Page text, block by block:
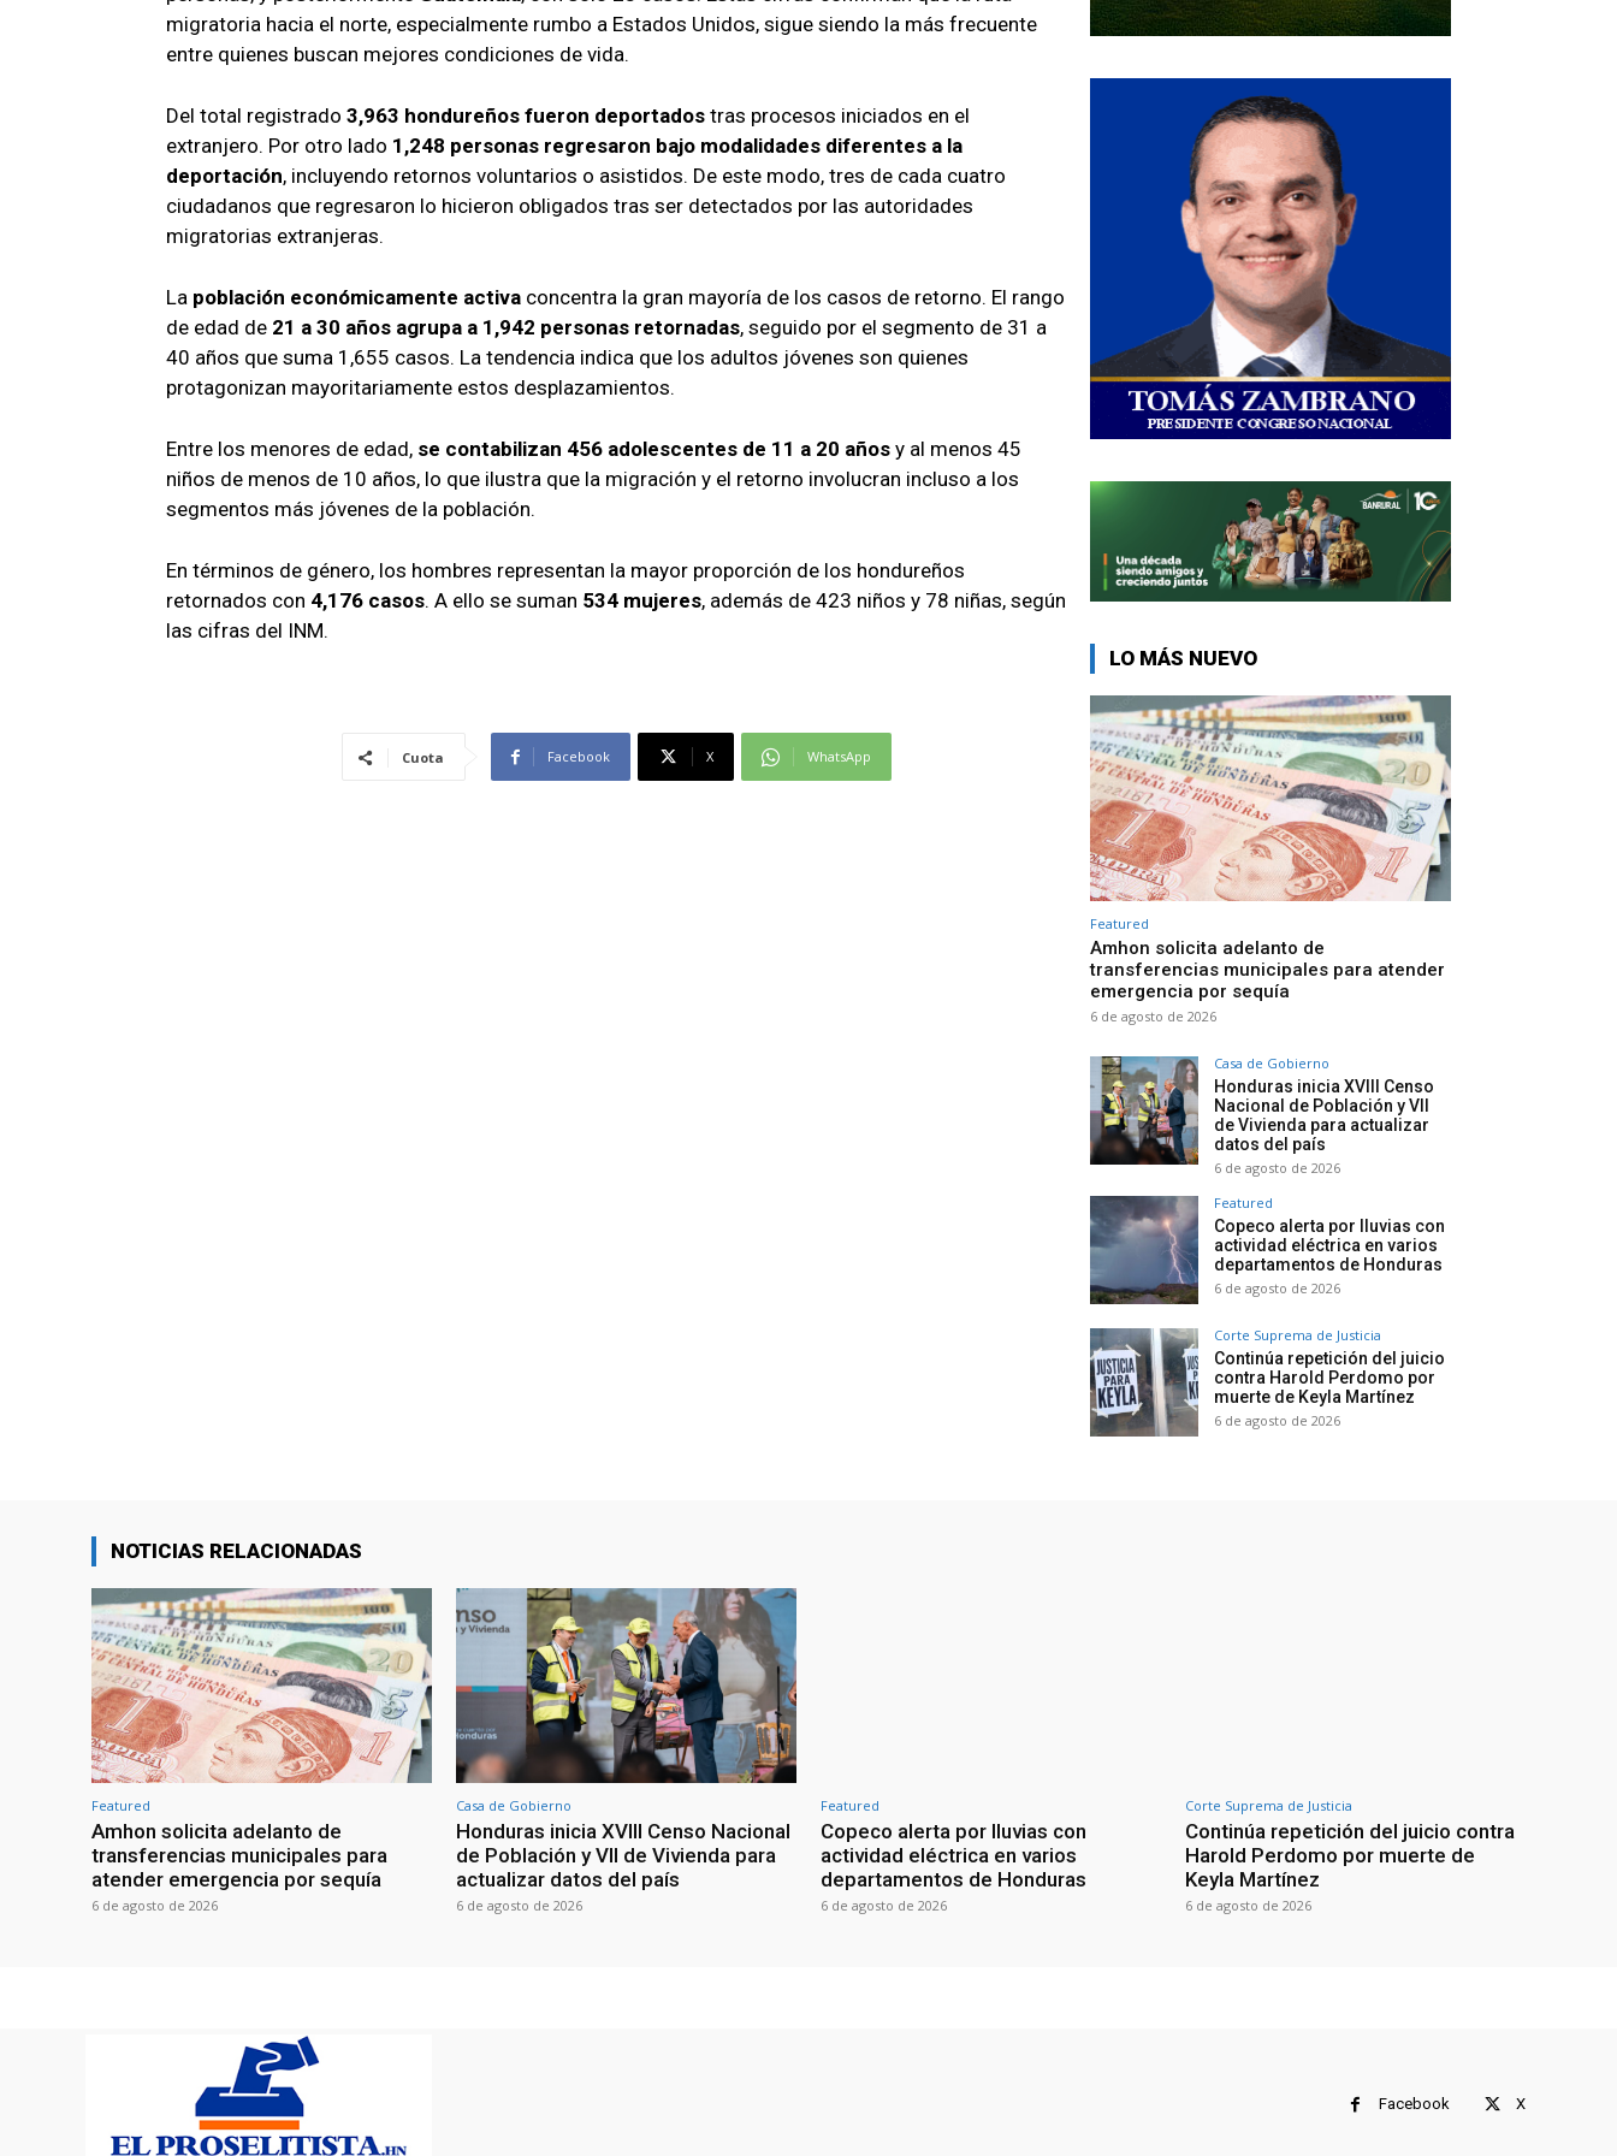
migratoria hacia el norte, especialmente rumbo a Estados Unidos, sigue siendo la más frecuente
entre quienes buscan mejores condiciones de vida.
Del total registrado 3,963 hondureños fueron deportados tras procesos iniciados en el
extranjero. Por otro lado 1,248 personas regresaron bajo modalidades diferentes a la
deportación, incluyendo retornos voluntarios o asistidos. De este modo, tres de cada cuatro
ciudadanos que regresaron lo hicieron obligados tras ser detectados por las autoridades
migratorias extranjeras.
La población económicamente activa concentra la gran mayoría de los casos de retorno. El rango
de edad de 21 a 30 años agrupa a 1,942 personas retornadas, seguido por el segmento de 31 a
40 años que suma 1,655 casos. La tendencia indica que los adultos jóvenes son quienes
protagonizan mayoritariamente estos desplazamientos.
Entre los menores de edad, se contabilizan 456 adolescentes de 11 a 20 años y al menos 45
niños de menos de 10 años, lo que ilustra que la migración y el retorno involucran incluso a los
segmentos más jóvenes de la población.
En términos de género, los hombres representan la mayor proporción de los hondureños
retornados con 4,176 casos. A ello se suman 534 mujeres, además de 423 niños y 78 niñas, según
las cifras del INM.
Cuota Facebook X WhatsApp
LO MÁS NUEVO
Featured
Amhon solicita adelanto de
transferencias municipales para atender
emergencia por sequía
6 de agosto de 2026
Casa de Gobierno
Honduras inicia XVIII Censo
Nacional de Población y VII
de Vivienda para actualizar
datos del país
6 de agosto de 2026
Featured
Copeco alerta por lluvias con
actividad eléctrica en varios
departamentos de Honduras
6 de agosto de 2026
Corte Suprema de Justicia
Continúa repetición del juicio
contra Harold Perdomo por
muerte de Keyla Martínez
6 de agosto de 2026
NOTICIAS RELACIONADAS
Featured
Amhon solicita adelanto de
transferencias municipales para
atender emergencia por sequía
6 de agosto de 2026
Casa de Gobierno
Honduras inicia XVIII Censo Nacional
de Población y VII de Vivienda para
actualizar datos del país
6 de agosto de 2026
Featured
Copeco alerta por lluvias con
actividad eléctrica en varios
departamentos de Honduras
6 de agosto de 2026
Corte Suprema de Justicia
Continúa repetición del juicio contra
Harold Perdomo por muerte de
Keyla Martínez
6 de agosto de 2026
Facebook X